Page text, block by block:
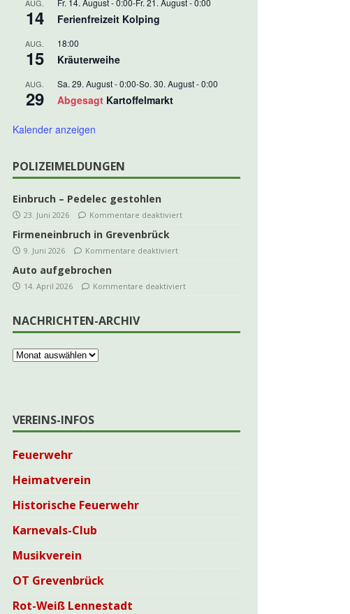
AUG.
14
Fr. 14. August - 0:00-Fr. 21. August - 0:00
Ferienfreizeit Kolping
AUG.
15
18:00
Kräuterweihe
AUG.
29
Sa. 29. August - 0:00-So. 30. August - 0:00
Abgesagt Kartoffelmarkt
Kalender anzeigen
POLIZEIMELDUNGEN
Einbruch – Pedelec gestohlen
23. Juni 2026 Kommentare deaktiviert
Firmeneinbruch in Grevenbrück
9. Juni 2026 Kommentare deaktiviert
Auto aufgebrochen
14. April 2026 Kommentare deaktiviert
NACHRICHTEN-ARCHIV
VEREINS-INFOS
Feuerwehr
Heimatverein
Historische Feuerwehr
Karnevals-Club
Musikverein
OT Grevenbrück
Rot-Weiß Lennestadt